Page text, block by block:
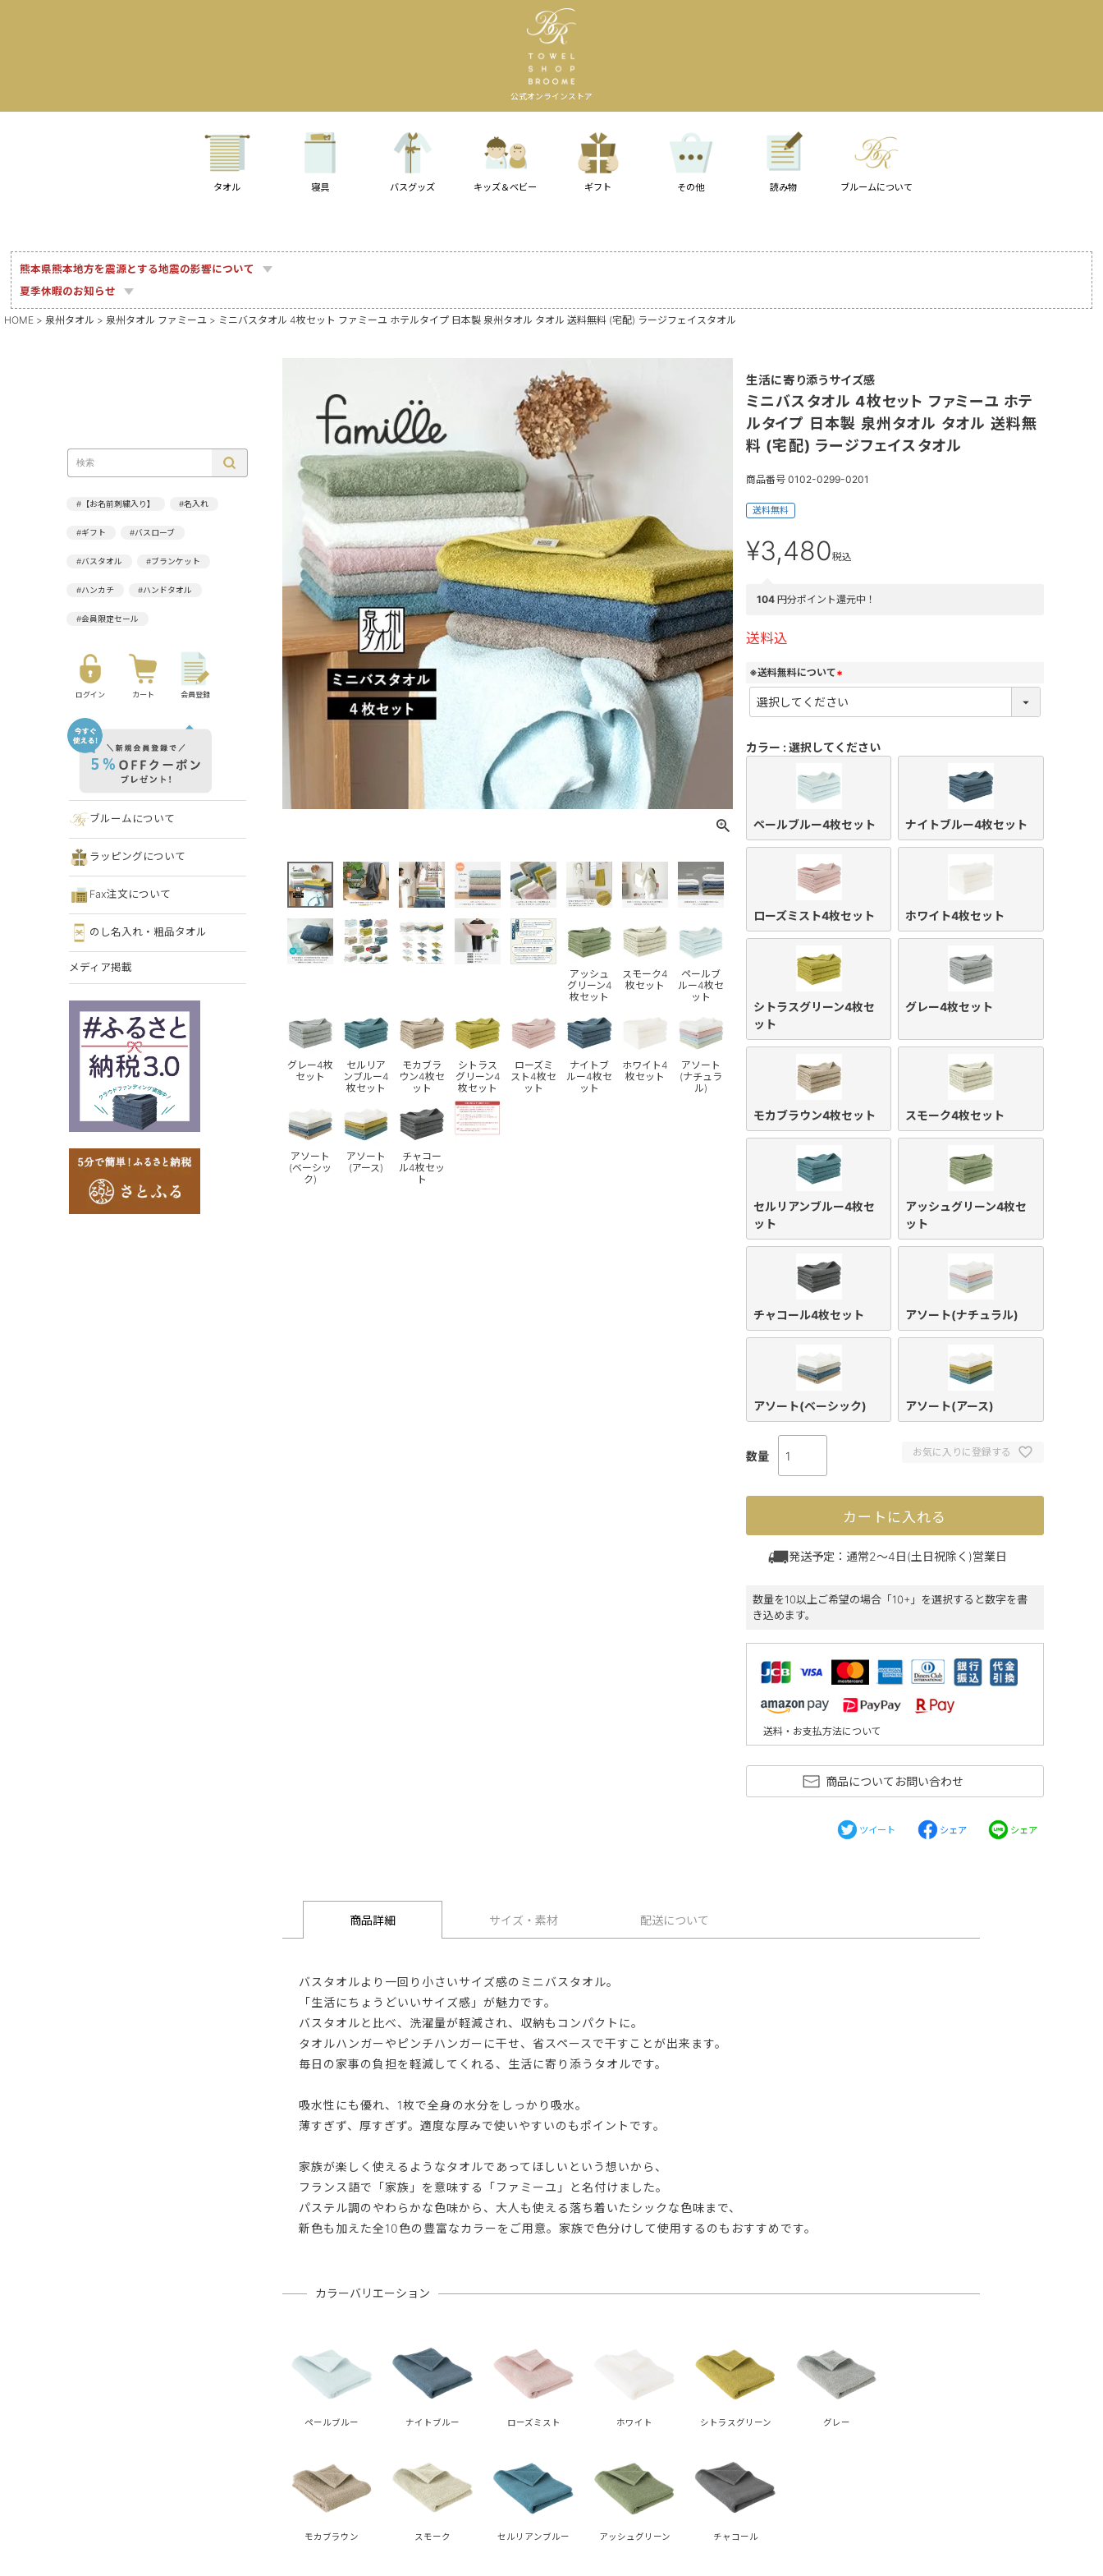
公式オンラインストア
タオル 寝具 バスグッズ キッズ＆ベビー ギフト その他 読み物 ブルームについて
熊本県熊本地方を震源とする地震の影響について
夏季休暇のお知らせ
HOME 泉州タオル 泉州タオル ファミーユ ミニバスタオル 4枚セット ファミーユ ホテルタイプ 日本製 泉州タオル タオル 送料無料 (宅配) ラージフェイスタオル
#【お名前刺繍入り】 #名入れ
#ギフト #バスローブ
#バスタオル #ブランケット
#ハンカチ #ハンドタオル
#会員限定セール
ログイン カート 会員登録
ブルームについて
ラッピングについて
Fax注文について
のし名入れ・粗品タオル
メディア掲載
アッシュ
グリーン4
枚セット
スモーク4
枚セット
ペールブ
ルー4枚セ
ット
グレー4枚
セット
セルリア
ンブルー4
枚セット
モカブラ
ウン4枚セ
ット
シトラス
グリーン4
枚セット
ローズミ
スト4枚セ
ット
ナイトブ
ルー4枚セ
ット
ホワイト4
枚セット
アソート
(ナチュラ
ル)
アソート
(ベーシッ
ク)
アソート
(アース)
チャコー
ル4枚セッ
ト
生活に寄り添うサイズ感
ミニバスタオル 4枚セット ファミーユ ホテ
ルタイプ 日本製 泉州タオル タオル 送料無
料 (宅配) ラージフェイスタオル
商品番号 0102-0299-0201
送料無料
¥3,480税込
104 円分ポイント還元中！
送料込
※送料無料について
(
必
須
カラー 選択してください
ペールブルー4枚セット ナイトブルー4枚セット
ローズミスト4枚セット ホワイト4枚セット
シトラスグリーン4枚セ
ット
グレー4枚セット
モカブラウン4枚セット スモーク4枚セット
セルリアンブルー4枚セ
ット
アッシュグリーン4枚セ
ット
チャコール4枚セット アソート(ナチュラル)
アソート(ベーシック) アソート(アース)
お気に入りに登録する
カートに入れる
発送予定：通常2～4日(土日祝除く)営業日
数量を10以上ご希望の場合「10+」を選択すると数字を書
き込めます。
送料・お支払方法について
商品についてお問い合わせ
ツイート シェア シェア
商品詳細 サイズ・素材 配送について
バスタオルより一回り小さいサイズ感のミニバスタオル。
「生活にちょうどいいサイズ感」が魅力です。
バスタオルと比べ、洗濯量が軽減され、収納もコンパクトに。
タオルハンガーやピンチハンガーに干せ、省スペースで干すことが出来ます。
毎日の家事の負担を軽減してくれる、生活に寄り添うタオルです。
吸水性にも優れ、1枚で全身の水分をしっかり吸水。
薄すぎず、厚すぎず。適度な厚みで使いやすいのもポイントです。
家族が楽しく使えるようなタオルであってほしいという想いから、
フランス語で「家族」を意味する「ファミーユ」と名付けました。
パステル調のやわらかな色味から、大人も使える落ち着いたシックな色味まで、
新色も加えた全10色の豊富なカラーをご用意。家族で色分けして使用するのもおすすめです。
カラーバリエーション
ペールブルー ナイトブルー ローズミスト ホワイト シトラスグリーン グレー
モカブラウン スモーク セルリアンブルー アッシュグリーン チャコール